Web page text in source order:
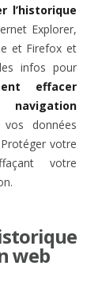
l’historique
Explorer,
et Firefox et
infos pour
effacer
données
votre
votre
web